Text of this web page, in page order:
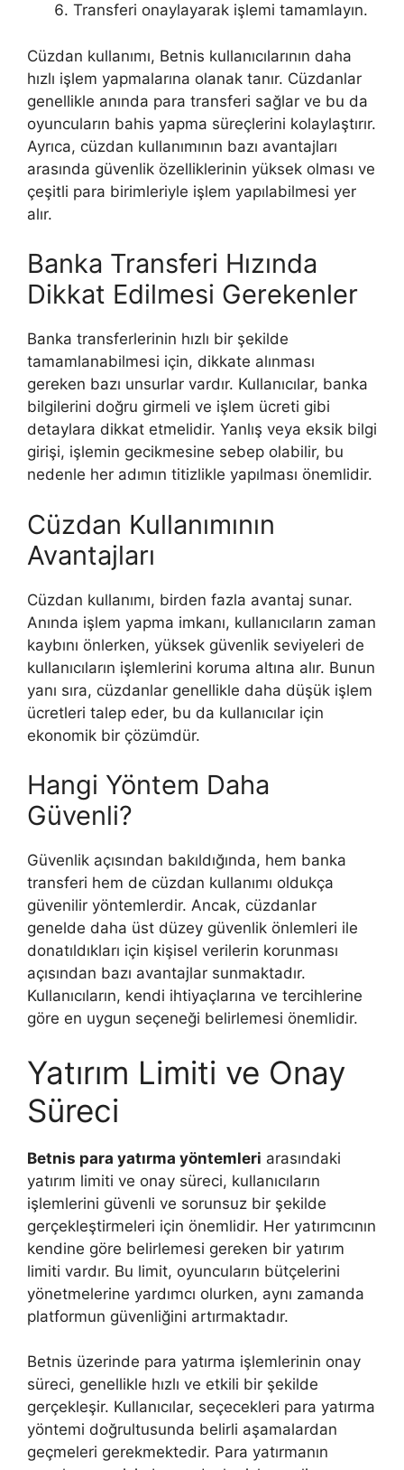
Transferi onaylayarak işlemi tamamlayın.
Cüzdan kullanımı, Betnis kullanıcılarının daha
hızlı işlem yapmalarına olanak tanır. Cüzdanlar
genellikle anında para transferi sağlar ve bu da
oyuncuların bahis yapma süreçlerini kolaylaştırır.
Ayrıca, cüzdan kullanımının bazı avantajları
arasında güvenlik özelliklerinin yüksek olması ve
çeşitli para birimleriyle işlem yapılabilmesi yer
alır.
Banka Transferi Hızında
Dikkat Edilmesi Gerekenler
Banka transferlerinin hızlı bir şekilde
tamamlanabilmesi için, dikkate alınması
gereken bazı unsurlar vardır. Kullanıcılar, banka
bilgilerini doğru girmeli ve işlem ücreti gibi
detaylara dikkat etmelidir. Yanlış veya eksik bilgi
girişi, işlemin gecikmesine sebep olabilir, bu
nedenle her adımın titizlikle yapılması önemlidir.
Cüzdan Kullanımının
Avantajları
Cüzdan kullanımı, birden fazla avantaj sunar.
Anında işlem yapma imkanı, kullanıcıların zaman
kaybını önlerken, yüksek güvenlik seviyeleri de
kullanıcıların işlemlerini koruma altına alır. Bunun
yanı sıra, cüzdanlar genellikle daha düşük işlem
ücretleri talep eder, bu da kullanıcılar için
ekonomik bir çözümdür.
Hangi Yöntem Daha
Güvenli?
Güvenlik açısından bakıldığında, hem banka
transferi hem de cüzdan kullanımı oldukça
güvenilir yöntemlerdir. Ancak, cüzdanlar
genelde daha üst düzey güvenlik önlemleri ile
donatıldıkları için kişisel verilerin korunması
açısından bazı avantajlar sunmaktadır.
Kullanıcıların, kendi ihtiyaçlarına ve tercihlerine
göre en uygun seçeneği belirlemesi önemlidir.
Yatırım Limiti ve Onay
Süreci
Betnis para yatırma yöntemleri arasındaki
yatırım limiti ve onay süreci, kullanıcıların
işlemlerini güvenli ve sorunsuz bir şekilde
gerçekleştirmeleri için önemlidir. Her yatırımcının
kendine göre belirlemesi gereken bir yatırım
limiti vardır. Bu limit, oyuncuların bütçelerini
yönetmelerine yardımcı olurken, aynı zamanda
platformun güvenliğini artırmaktadır.
Betnis üzerinde para yatırma işlemlerinin onay
süreci, genellikle hızlı ve etkili bir şekilde
gerçekleşir. Kullanıcılar, seçecekleri para yatırma
yöntemi doğrultusunda belirli aşamalardan
geçmeleri gerekmektedir. Para yatırmanın